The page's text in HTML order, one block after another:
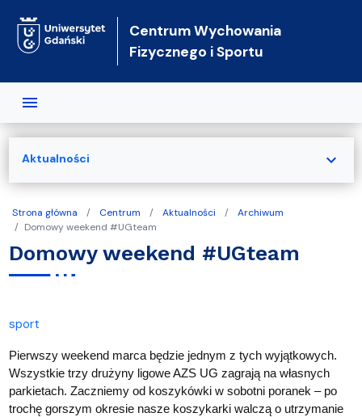
Centrum Wychowania
Fizycznego i Sportu
Strona główna Centrum Aktualności
Archiwum
Domowy weekend #UGteam
Domowy weekend #UGteam
sport
Pierwszy weekend marca będzie jednym z tych wyjątkowych.
Wszystkie trzy drużyny ligowe AZS UG zagrają na własnych
parkietach. Zaczniemy od koszykówki w sobotni poranek – po
trochę gorszym okresie nasze koszykarki walczą o utrzymanie
Aktualności expand_more